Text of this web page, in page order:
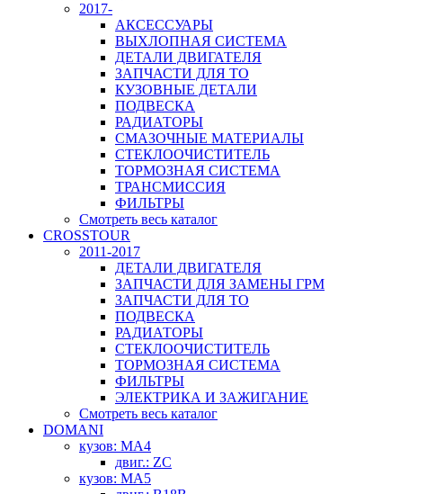
2017-
АКСЕССУАРЫ
ВЫХЛОПНАЯ СИСТЕМА
ДЕТАЛИ ДВИГАТЕЛЯ
ЗАПЧАСТИ ДЛЯ ТО
КУЗОВНЫЕ ДЕТАЛИ
ПОДВЕСКА
РАДИАТОРЫ
СМАЗОЧНЫЕ МАТЕРИАЛЫ
СТЕКЛООЧИСТИТЕЛЬ
ТОРМОЗНАЯ СИСТЕМА
ТРАНСМИССИЯ
ФИЛЬТРЫ
Смотреть весь каталог
CROSSTOUR
2011-2017
ДЕТАЛИ ДВИГАТЕЛЯ
ЗАПЧАСТИ ДЛЯ ЗАМЕНЫ ГРМ
ЗАПЧАСТИ ДЛЯ ТО
ПОДВЕСКА
РАДИАТОРЫ
СТЕКЛООЧИСТИТЕЛЬ
ТОРМОЗНАЯ СИСТЕМА
ФИЛЬТРЫ
ЭЛЕКТРИКА И ЗАЖИГАНИЕ
Смотреть весь каталог
DOMANI
кузов: MA4
двиг.: ZC
кузов: MA5